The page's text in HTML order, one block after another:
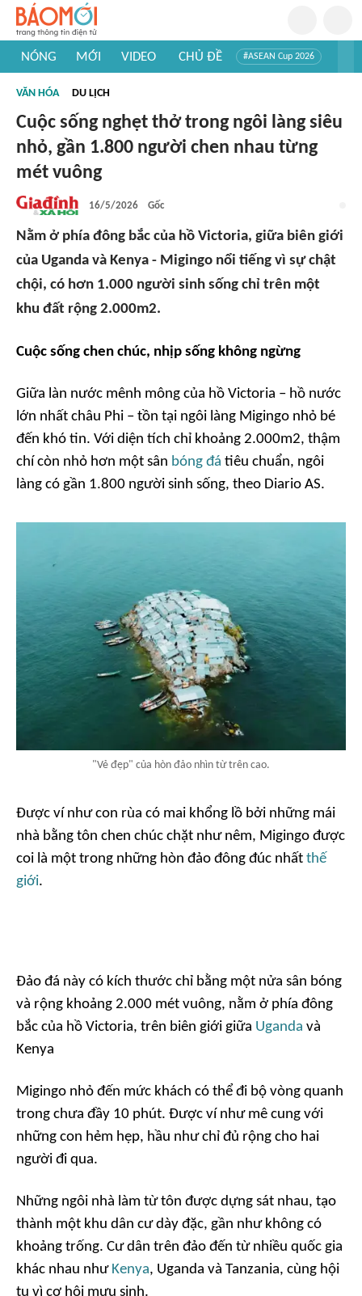
NÓNG MỚI VIDEO CHỦ ĐỀ #ASEAN Cup 2026
#Khám phá thế giới
VĂN HÓA DU LỊCH
Cuộc sống nghẹt thở trong ngôi làng siêu
nhỏ, gần 1.800 người chen nhau từng
mét vuông
16/5/2026 Gốc
Nằm ở phía đông bắc của hồ Victoria, giữa biên giới
của Uganda và Kenya - Migingo nổi tiếng vì sự chật
chội, có hơn 1.000 người sinh sống chỉ trên một
khu đất rộng 2.000m2.
Cuộc sống chen chúc, nhịp sống không ngừng
Giữa làn nước mênh mông của hồ Victoria – hồ nước
lớn nhất châu Phi – tồn tại ngôi làng Migingo nhỏ bé
đến khó tin. Với diện tích chỉ khoảng 2.000m2, thậm
chí còn nhỏ hơn một sân bóng đá tiêu chuẩn, ngôi
làng có gần 1.800 người sinh sống, theo Diario AS.
"Vẻ đẹp" của hòn đảo nhìn từ trên cao.
Được ví như con rùa có mai khổng lồ bởi những mái
nhà bằng tôn chen chúc chặt như nêm, Migingo được
coi là một trong những hòn đảo đông đúc nhất thế
giới.
Đảo đá này có kích thước chỉ bằng một nửa sân bóng
và rộng khoảng 2.000 mét vuông, nằm ở phía đông
bắc của hồ Victoria, trên biên giới giữa Uganda và
Kenya
Migingo nhỏ đến mức khách có thể đi bộ vòng quanh
trong chưa đầy 10 phút. Được ví như mê cung với
những con hẻm hẹp, hầu như chỉ đủ rộng cho hai
người đi qua.
Những ngôi nhà làm từ tôn được dựng sát nhau, tạo
thành một khu dân cư dày đặc, gần như không có
khoảng trống. Cư dân trên đảo đến từ nhiều quốc gia
khác nhau như Kenya, Uganda và Tanzania, cùng hội
tụ vì cơ hội mưu sinh.